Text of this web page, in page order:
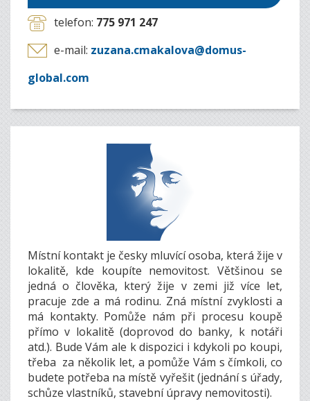
telefon: 775 971 247
e-mail: zuzana.cmakalova@domus-
global.com
Místní kontakt je česky mluvící osoba, která žije v
lokalitě, kde koupíte nemovitost. Většinou se
jedná o člověka, který žije v zemi již více let,
pracuje zde a má rodinu. Zná místní zvyklosti a
má kontakty. Pomůže nám při procesu koupě
přímo v lokalitě (doprovod do banky, k notáři
atd.). Bude Vám ale k dispozici i kdykoli po koupi,
třeba za několik let, a pomůže Vám s čímkoli, co
budete potřeba na místě vyřešit (jednání s úřady,
schůze vlastníků, stavební úpravy nemovitosti).